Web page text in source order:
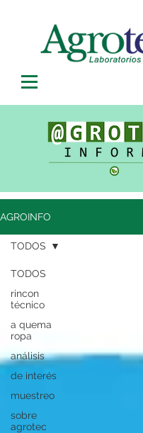
AGROINFO
TODOS
rincon
técnico
a quema
ropa
análisis
de interés
muestreo
sobre
agrotec
TODOS